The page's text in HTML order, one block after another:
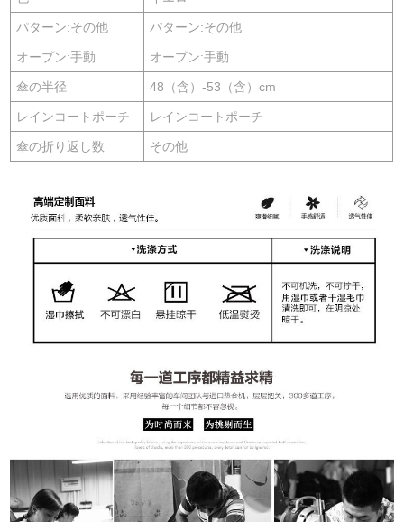
パターン:その他 パターン:その他
オープン:手動 オープン:手動
傘の半径 48（含）-53（含）cm
レインコートポーチ レインコートポーチ
傘の折り返し数 その他